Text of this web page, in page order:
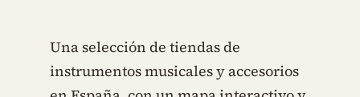
Una selección de tiendas de
instrumentos musicales y accesorios